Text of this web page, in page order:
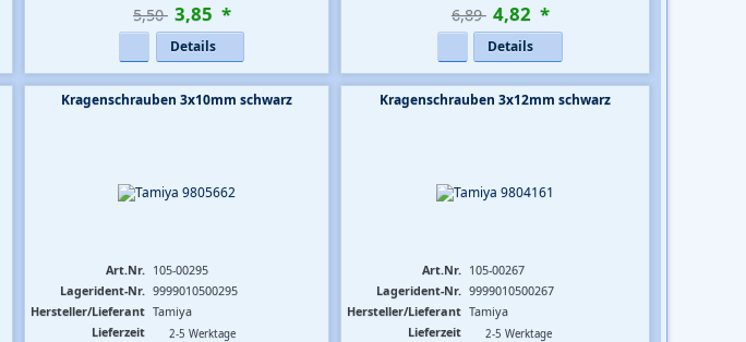
5,50  3,85 *
Details
6,89  4,82 *
Details
Kragenschrauben 3x10mm schwarz
Art.Nr. 105-00295
Lagerident-Nr. 9999010500295
Hersteller/Lieferant Tamiya
Lieferzeit
2-5 Werktage
Kragenschrauben 3x12mm schwarz
Art.Nr. 105-00267
Lagerident-Nr. 9999010500267
Hersteller/Lieferant Tamiya
Lieferzeit
2-5 Werktage